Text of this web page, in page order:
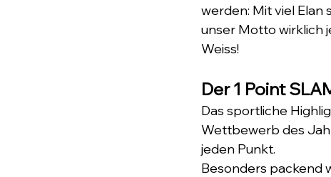
werden: Mit viel Elan
unser Motto wirklich
Weiss!
Der 1 Point
Das sportliche
Wettbewerb des
jeden Punkt.
Besonders packend